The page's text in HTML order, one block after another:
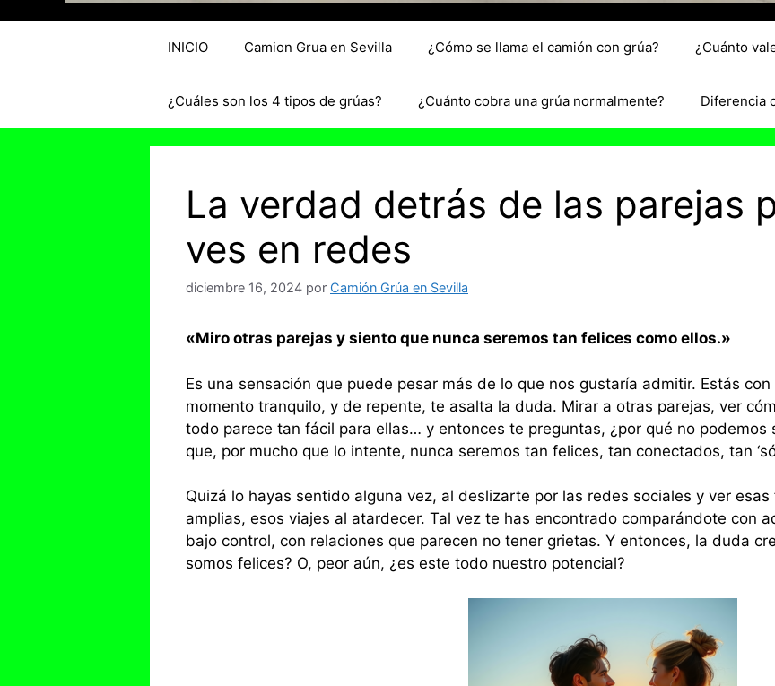
INICIO Camion Grua en Sevilla ¿Cómo se llama el camión con grúa? ¿Cuánto
¿Cuáles son los 4 tipos de grúas? ¿Cuánto cobra una grúa normalmente? Diferencia
La verdad detrás de las parejas
ves en redes
diciembre 16, 2024 por Camión Grúa en Sevilla
«Miro otras parejas y siento que nunca seremos tan felices como ellos.»
Es una sensación que puede pesar más de lo que nos gustaría admitir. Estás
momento tranquilo, y de repente, te asalta la duda. Mirar a otras parejas, ver
todo parece tan fácil para ellas… y entonces te preguntas, ¿por qué no podemos
que, por mucho que lo intente, nunca seremos tan felices, tan conectados, tan
Quizá lo hayas sentido alguna vez, al deslizarte por las redes sociales y ver
amplias, esos viajes al atardecer. Tal vez te has encontrado comparándote con
bajo control, con relaciones que parecen no tener grietas. Y entonces, la duda
somos felices? O, peor aún, ¿es este todo nuestro potencial?